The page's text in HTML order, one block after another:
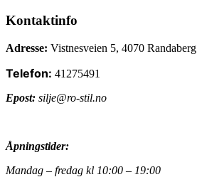
Kontaktinfo
Adresse: Vistnesveien 5, 4070 Randaberg
Telefon: 41275491
Epost: silje@ro-stil.no
Åpningstider:
Mandag – fredag kl 10:00 – 19:00